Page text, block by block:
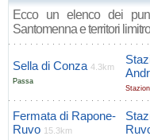
Ecco un elenco dei
Santomenna e territori
Sella di Conza 4.3km
Passa
Fermata di Rapone-
Ruvo 15.3km